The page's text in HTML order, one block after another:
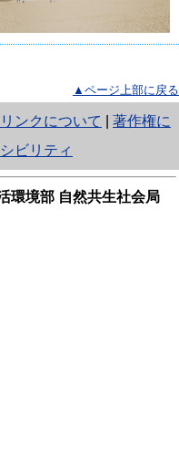
▲ページ上部に戻る
と
り
ネ
ッ
リンクについて
著作権に
ビリティ
環境部 自然共生社会局